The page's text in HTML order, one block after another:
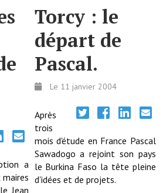
a
Jean
Torcy : le
départ de
Pascal.
Le 11 janvier 2004
Après
trois
mois d'étude en France Pascal
Sawadogo a rejoint son pays
le Burkina Faso la tête pleine
d'idées et de projets.